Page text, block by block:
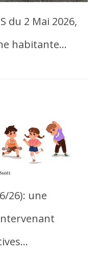
du 2 Mai 2026,
habitante…
26): une